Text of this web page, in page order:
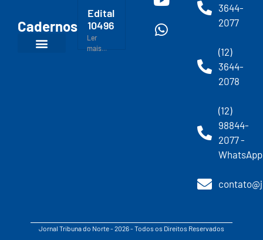
Cadernos
Edital
10496
Ler
mais...
3644-
2077
(12)
3644-
2078
(12)
98844-
2077 -
WhatsApp
Jornal Tribuna do Norte - 2026 - Todos os Direitos Reservados